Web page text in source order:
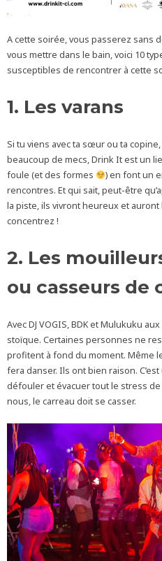
A cette soirée, vous passerez sans
vous mettre dans le bain, voici 10
susceptibles de rencontrer à cette
1. Les varans
Si tu viens avec ta sœur ou ta
beaucoup de mecs, Drink It est un
foule (et des formes
) en font un
rencontres. Et qui sait, peut-être
la piste, ils vivront heureux et
concentrez !
2. Les
ou casseurs de
Avec DJ VOGIS, BDK et Mulukuku
stoïque. Certaines personnes ne
profitent à fond du moment. Même
fera danser. Ils ont bien raison.
défouler et évacuer tout le stress
nous, le carreau doit se casser.